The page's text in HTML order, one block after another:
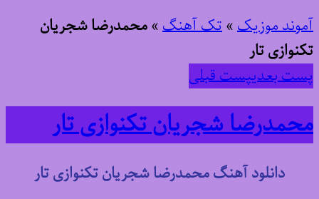
آموند موزیک»تک آهنگ»محمدرضا شجریان
تکنوازی تار
پست بعدیپست قبلی
محمدرضا شجریان تکنوازی تار
دانلود آهنگ محمدرضا شجریان تکنوازی تار